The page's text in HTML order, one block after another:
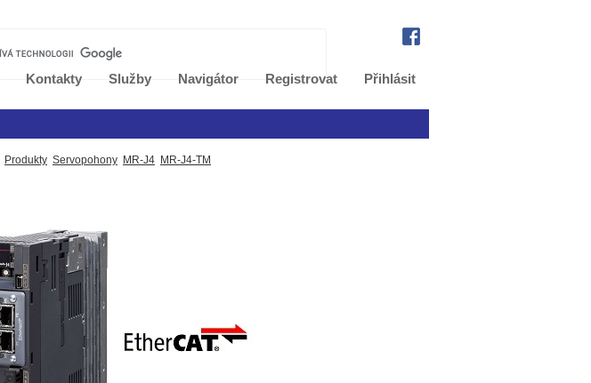
Kontakty Služby Navigátor Registrovat Přihlásit
Produkty Servopohony MR-J4 MR-J4-TM